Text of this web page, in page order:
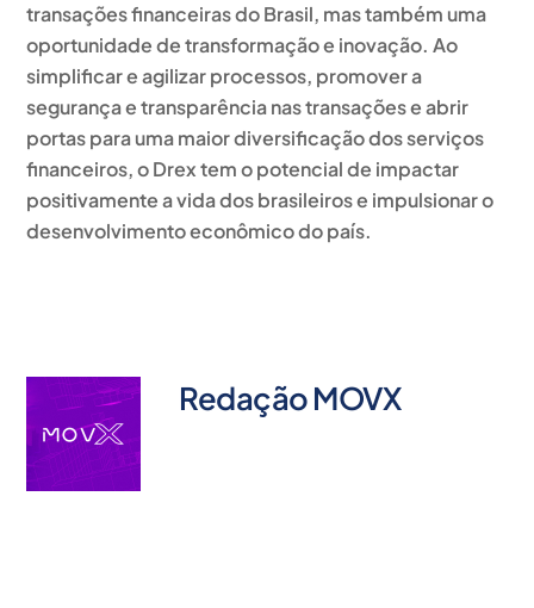
transações financeiras do Brasil, mas também uma
oportunidade de transformação e inovação. Ao
simplificar e agilizar processos, promover a
segurança e transparência nas transações e abrir
portas para uma maior diversificação dos serviços
financeiros, o Drex tem o potencial de impactar
positivamente a vida dos brasileiros e impulsionar o
desenvolvimento econômico do país.
Redação MOVX